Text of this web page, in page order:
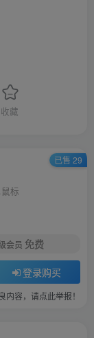
收藏
标
会员 免费
登录购买
容，请点此举报！
已售 29